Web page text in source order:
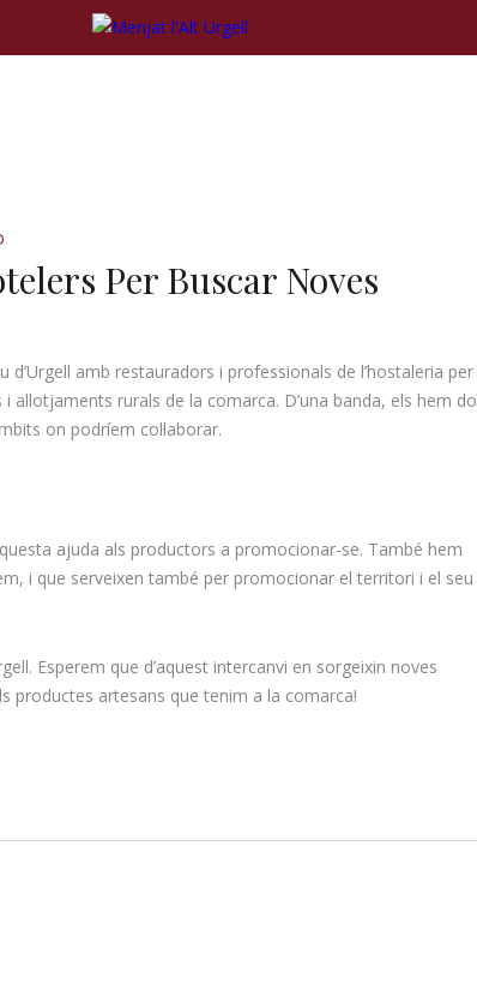
Per Buscar Noves
amb restauradors i professionals de l’hostaleria per
allotjaments rurals de la comarca. D’una banda, els hem
on podríem col·laborar.
ajuda als productors a promocionar-se. També hem
i que serveixen també per promocionar el territori i el seu
Esperem que d’aquest intercanvi en sorgeixin noves
productes artesans que tenim a la comarca!